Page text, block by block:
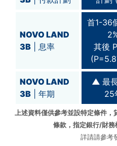
NOVO LAND
3B | 息率
首1-36
其後
NOVO LAND
3B | 年期
▲最
25
上述資料僅供參考並設特定條件
條款，指定銀行/財務
詳請請參考